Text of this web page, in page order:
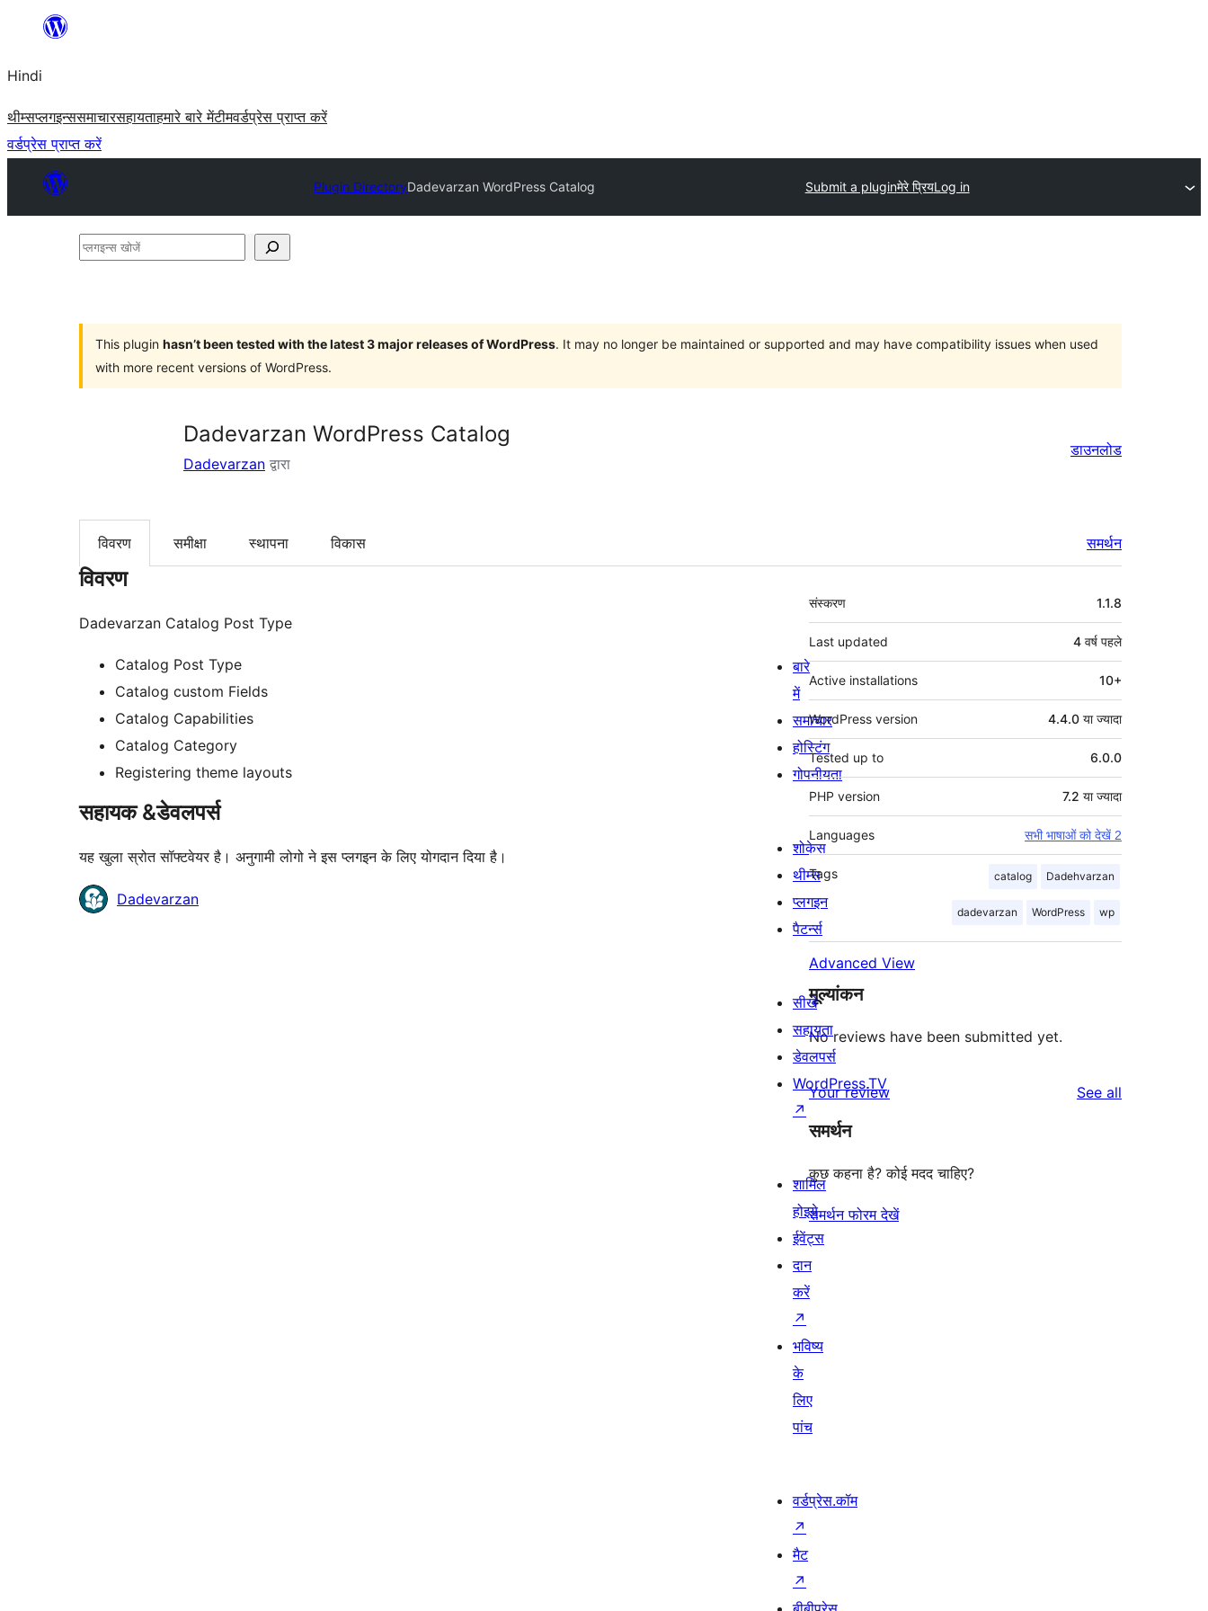
सामग्री
जाएं
Hindi
थीम्सप्लगइन्ससमाचारसहायताहमारे बारे मेंटीमवर्डप्रेस प्राप्त करें
वर्डप्रेस प्राप्त करें
Plugin DirectoryDadevarzan WordPress Catalog Submit a pluginमेरे प्रियLog in
प्लगइन्स
This plugin hasn’t been tested with the latest 3 major releases of WordPress. It may no longer be maintained or supported and may have compatibility issues when used
with more recent versions of WordPress.
Dadevarzan WordPress Catalog
Dadevarzan द्वारा
डाउनलोड
विवरण समीक्षा स्थापना विकास समर्थन
विवरण
Dadevarzan Catalog Post Type
Catalog Post Type
Catalog custom Fields
Catalog Capabilities
Catalog Category
Registering theme layouts
सहायक &डेवलपर्स
यह खुला स्रोत सॉफ्टवेयर है। अनुगामी लोगो ने इस प्लगइन के लिए योगदान दिया है।
योगदानकर्ताDadevarzan
मेटा
संस्करण 1.1.8
Last updated 4 वर्ष पहले
Active installations 10+
WordPress version 4.4.0 या ज्यादा
Tested up to 6.0.0
PHP version 7.2 या ज्यादा
Languages सभी भाषाओं को देखें 2
Tags catalog Dadehvarzan
dadevarzan WordPress wp
Advanced View
मूल्यांकन
No reviews have been submitted yet.
Your review See all
समर्थन
कुछ कहना है? कोई मदद चाहिए?
समर्थन फोरम देखें
बारे
में
समाचार
होस्टिंग
गोपनीयता
शोकेस
थीम्स
प्लगइन
पैटर्न्स
सीखे
सहायता
डेवलपर्स
WordPress.TV
↗
शामिल
होइये
ईवेंट्स
दान
करें
↗
भविष्य
के
लिए
पांच
वर्डप्रेस.कॉम
↗
मैट
↗